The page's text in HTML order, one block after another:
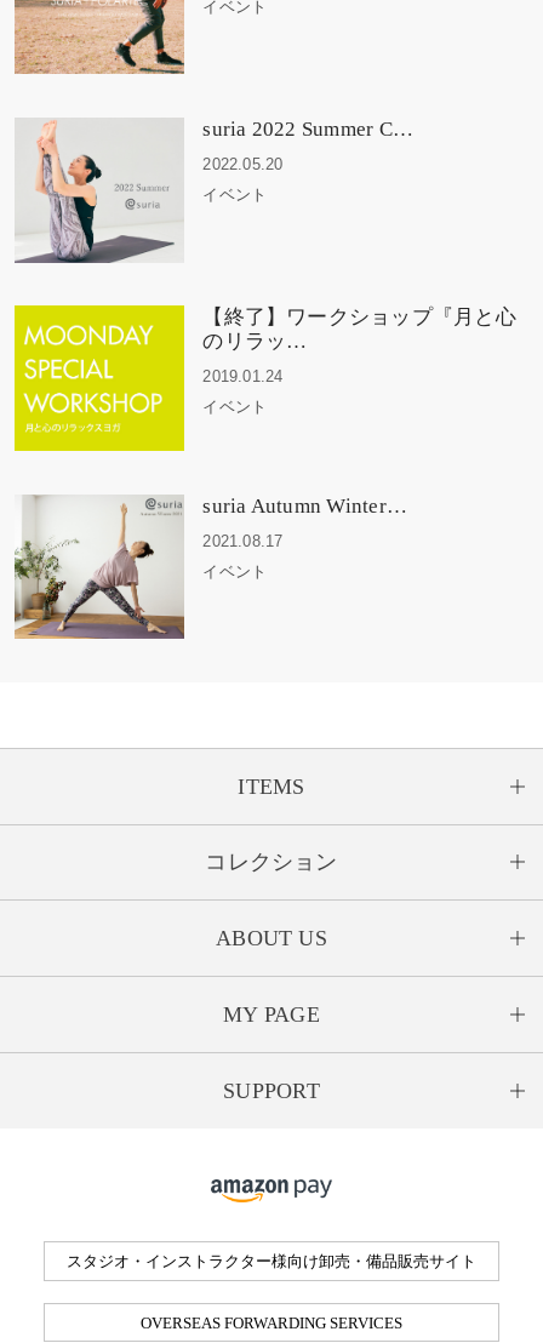
イベント
suria 2022 Summer C…
2022.05.20
イベント
【終了】ワークショップ『月と心
のリラッ…
2019.01.24
イベント
suria Autumn Winter…
2021.08.17
イベント
ITEMS
コレクション
ABOUT US
MY PAGE
SUPPORT
スタジオ・インストラクター様向け卸売・備品販売サイト
OVERSEAS FORWARDING SERVICES